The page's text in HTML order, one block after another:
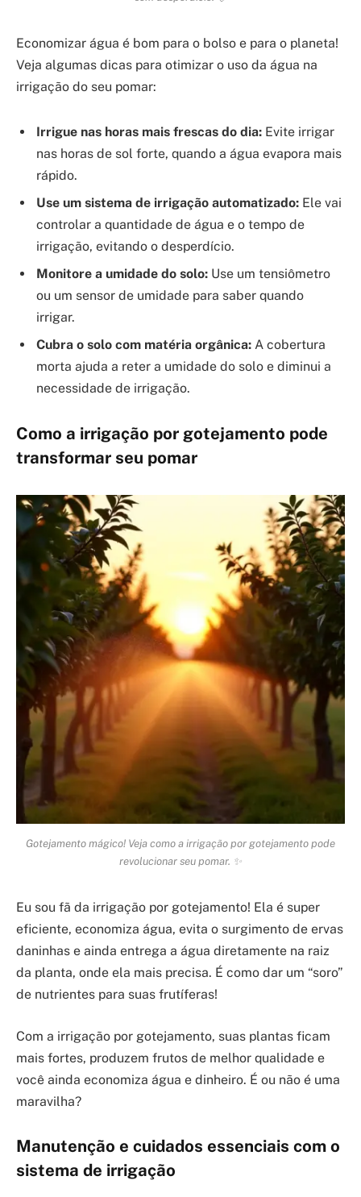
Economizar água é bom para o bolso e para o planeta!
Veja algumas dicas para otimizar o uso da água na
irrigação do seu pomar:
Irrigue nas horas mais frescas do dia: Evite irrigar
nas horas de sol forte, quando a água evapora mais
rápido.
Use um sistema de irrigação automatizado: Ele vai
controlar a quantidade de água e o tempo de
irrigação, evitando o desperdício.
Monitore a umidade do solo: Use um tensiômetro
ou um sensor de umidade para saber quando
irrigar.
Cubra o solo com matéria orgânica: A cobertura
morta ajuda a reter a umidade do solo e diminui a
necessidade de irrigação.
Como a irrigação por gotejamento pode
transformar seu pomar
Gotejamento mágico! Veja como a irrigação por gotejamento pode
revolucionar seu pomar. ✨
Eu sou fã da irrigação por gotejamento! Ela é super
eficiente, economiza água, evita o surgimento de ervas
daninhas e ainda entrega a água diretamente na raiz
da planta, onde ela mais precisa. É como dar um “soro”
de nutrientes para suas frutíferas!
Com a irrigação por gotejamento, suas plantas ficam
mais fortes, produzem frutos de melhor qualidade e
você ainda economiza água e dinheiro. É ou não é uma
maravilha?
Manutenção e cuidados essenciais com o
sistema de irrigação